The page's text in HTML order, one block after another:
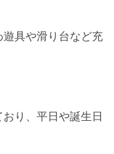
遊具や滑り台など充
り、平日や誕生日